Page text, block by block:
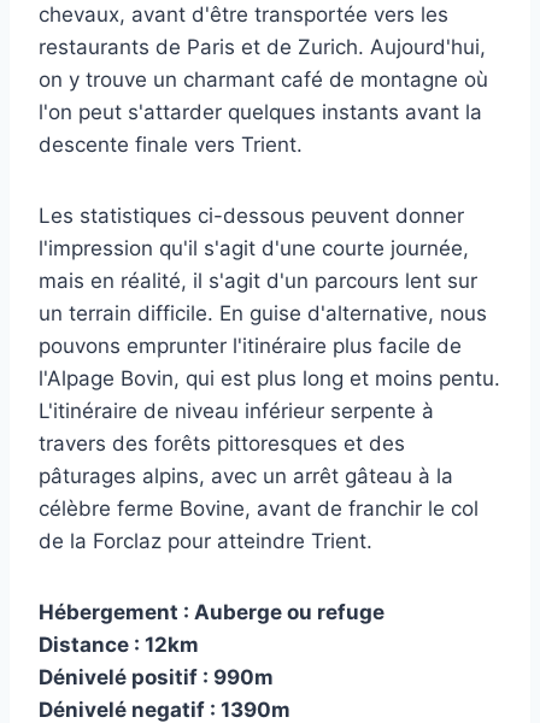
chevaux, avant d'être transportée vers les
restaurants de Paris et de Zurich. Aujourd'hui,
on y trouve un charmant café de montagne où
l'on peut s'attarder quelques instants avant la
descente finale vers Trient.
Les statistiques ci-dessous peuvent donner
l'impression qu'il s'agit d'une courte journée,
mais en réalité, il s'agit d'un parcours lent sur
un terrain difficile. En guise d'alternative, nous
pouvons emprunter l'itinéraire plus facile de
l'Alpage Bovin, qui est plus long et moins pentu.
L'itinéraire de niveau inférieur serpente à
travers des forêts pittoresques et des
pâturages alpins, avec un arrêt gâteau à la
célèbre ferme Bovine, avant de franchir le col
de la Forclaz pour atteindre Trient.
Hébergement : Auberge ou refuge
Distance : 12km
Dénivelé positif : 990m
Dénivelé negatif : 1390m